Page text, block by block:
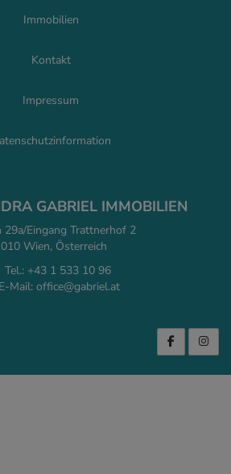
Immobilien
Kontakt
Impressum
GABRIEL IMMOBILIEN
29a/Eingang Trattnerhof 2
Wien, Österreich
Tel.: +43 1 533 10 96
E-Mail: office@gabriel.at